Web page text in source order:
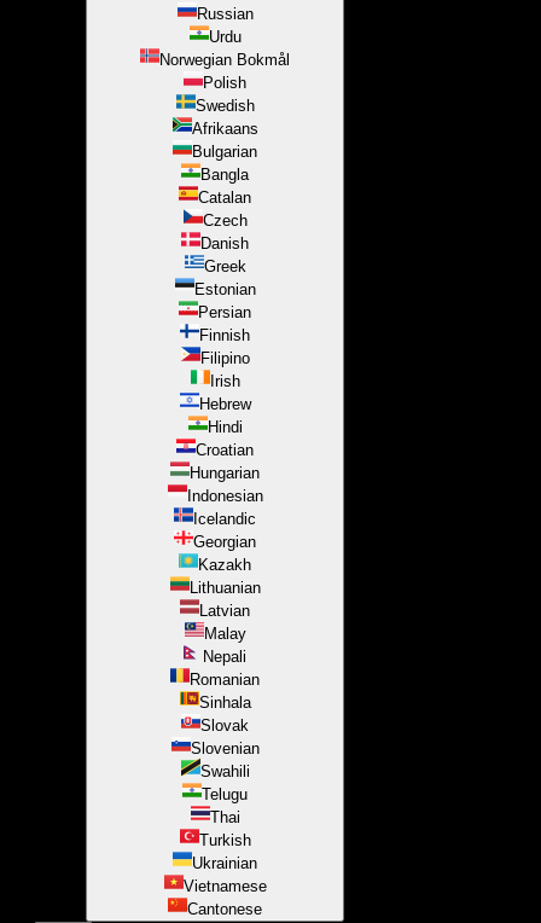
Russian
Urdu
Norwegian Bokmål
Polish
Swedish
Afrikaans
Bulgarian
Bangla
Catalan
Czech
Danish
Greek
Estonian
Persian
Finnish
Filipino
Irish
Hebrew
Hindi
Croatian
Hungarian
Indonesian
Icelandic
Georgian
Kazakh
Lithuanian
Latvian
Malay
Nepali
Romanian
Sinhala
Slovak
Slovenian
Swahili
Telugu
Thai
Turkish
Ukrainian
Vietnamese
Cantonese